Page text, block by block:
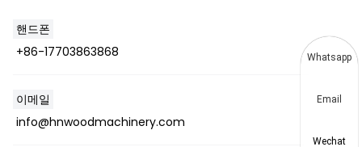
핸드폰
+86-17703863868
이메일
info@hnwoodmachinery.com
Whatsapp
Email
Wechat